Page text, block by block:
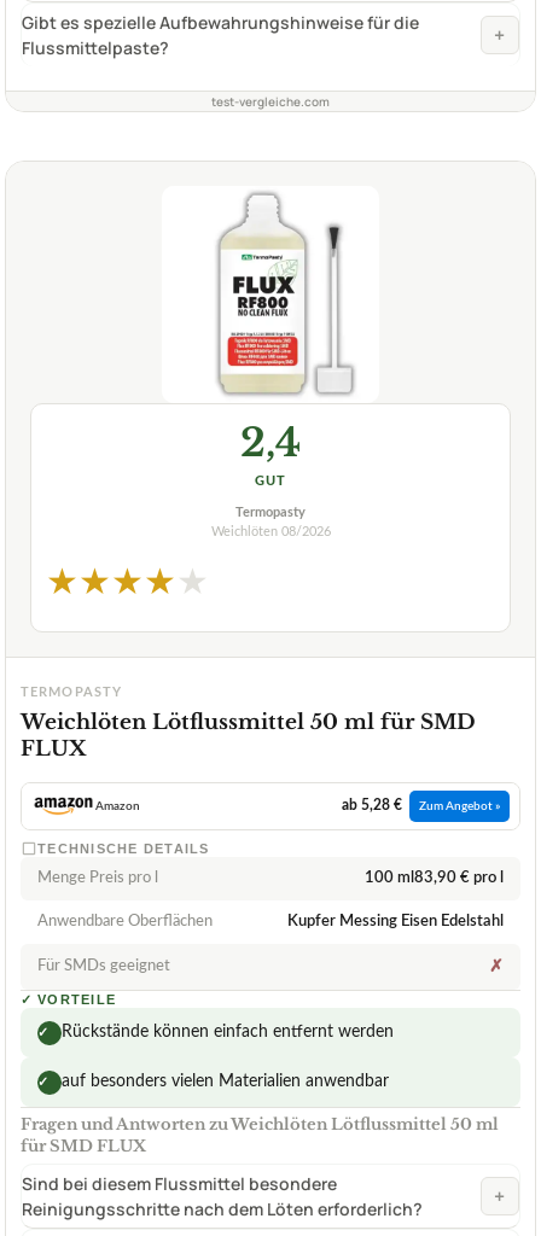
Gibt es spezielle Aufbewahrungshinweise für die
Flussmittelpaste?
+
test-vergleiche.com
2,4
GUT
Termopasty
Weichlöten 08/2026
★★★★★
TERMOPASTY
Weichlöten Lötflussmittel 50 ml für SMD
FLUX
Amazon ab 5,28 € Zum Angebot »
TECHNISCHE DETAILS
Menge Preis pro l 100 ml83,90 € pro l
Anwendbare Oberflächen Kupfer Messing Eisen Edelstahl
Für SMDs geeignet ✗
✓ VORTEILE
✓ Rückstände können einfach entfernt werden
✓ auf besonders vielen Materialien anwendbar
Fragen und Antworten zu Weichlöten Lötflussmittel 50 ml
für SMD FLUX
Sind bei diesem Flussmittel besondere
Reinigungsschritte nach dem Löten erforderlich?
+